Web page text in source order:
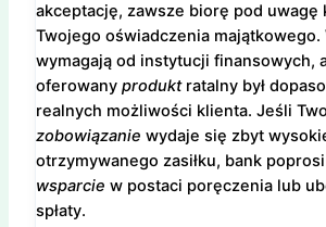
akceptację, zawsze biorę pod uwagę
Twojego oświadczenia majątkowego.
wymagają od instytucji finansowych,
oferowany produktratalny był
realnych możliwości klienta. Jeśli
zobowiązanie wydaje się zbyt
otrzymywanego zasiłku, bank
wsparcie w postaci poręczenia lub
spłaty.